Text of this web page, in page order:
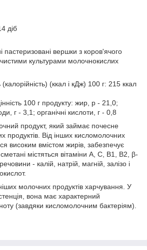
діб
пастеризовані вершки з коров'ячого
культурами молочнокислих
(калорійність) (ккал і кДж) 100 г: 215 ккал
100 г продукту: жир, р - 21,0;
г - 3,1; органічні кислоти, г - 0,8
продукт, який займає почесне
продуктів. Від інших кисломолочних
високим вмістом жирів, забезпечує
містяться вітаміни А, С, В1, В2, β-
- калій, натрій, магній, залізо і
молочних продуктів харчування. У
вона має характерний
(завдяки кисломолочним бактеріям).